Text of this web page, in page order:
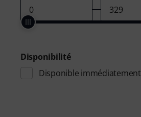
Disponibilité
Disponible immédiatement